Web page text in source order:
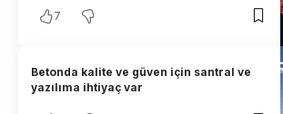
7
Betonda kalite ve güven için santral ve
yazılıma ihtiyaç var